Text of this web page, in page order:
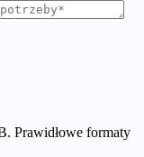
Prawidłowe formaty